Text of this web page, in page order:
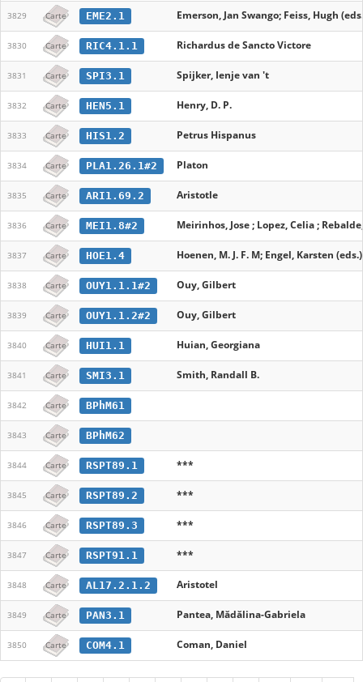
3829 Carte EME2.1 Emerson, Jan Swango; Feiss, Hugh
3830 Carte RIC4.1.1 Richardus de Sancto Victore
3831 Carte SPI3.1 Spijker, Ienje van 't
3832 Carte HEN5.1 Henry, D. P.
3833 Carte HIS1.2 Petrus Hispanus
3834 Carte PLA1.26.1#2 Platon
3835 Carte ARI1.69.2 Aristotle
3836 Carte MEI1.8#2 Meirinhos, Jose ; Lopez, Celia ;
3837 Carte HOE1.4 Hoenen, M. J. F. M; Engel, Karsten (eds.)
3838 Carte OUY1.1.1#2 Ouy, Gilbert
3839 Carte OUY1.1.2#2 Ouy, Gilbert
3840 Carte HUI1.1 Huian, Georgiana
3841 Carte SMI3.1 Smith, Randall B.
3842 Carte BPhM61
3843 Carte BPhM62
3844 Carte RSPT89.1 ***
3845 Carte RSPT89.2 ***
3846 Carte RSPT89.3 ***
3847 Carte RSPT91.1 ***
3848 Carte AL17.2.1.2 Aristotel
3849 Carte PAN3.1 Pantea, Mădălina-Gabriela
3850 Carte COM4.1 Coman, Daniel